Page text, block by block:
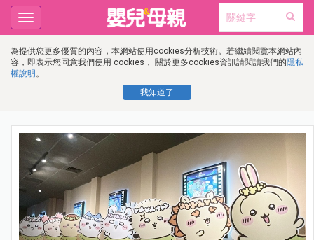
為提供您更多優質的內容，本網站使用cookies分析技術。若繼續閱覽本網站內
容，即表示您同意我們使用 cookies， 關於更多cookies資訊請閱讀我們的隱私
權說明 。
我知道了
Toggle
navigation